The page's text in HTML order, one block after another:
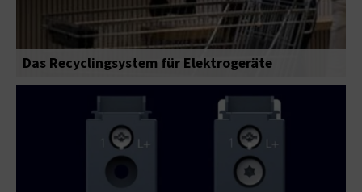
Das Recyclingsystem für Elektrogeräte